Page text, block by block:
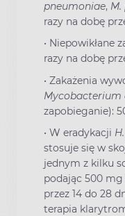
pneumoniae,
razy na dobę
• Niepowikłane
razy na dobę
• Zakażenia
Mycobacterium
zapobieganie):
• W eradykacji
stosuje się w
jednym z kilku
podając 500
przez 14 do 28
terapia